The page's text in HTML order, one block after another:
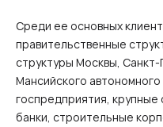
Среди ее основных
правительственные
структуры Москвы,
Мансийского
госпредприятия,
банки, строительные